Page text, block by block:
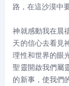
路，在這沙漠中
神就感動我在晨
天的信心去看見
理性和世界的眼
聖靈開啟我們屬
的新事，使我們